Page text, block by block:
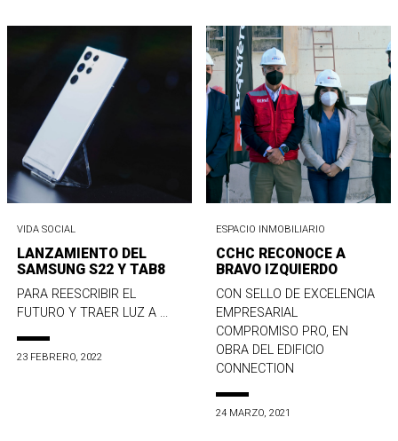
VIDA SOCIAL
LANZAMIENTO DEL
SAMSUNG S22 Y TAB8
PARA REESCRIBIR EL
FUTURO Y TRAER LUZ A ...
23 FEBRERO, 2022
ESPACIO INMOBILIARIO
CCHC RECONOCE A
BRAVO IZQUIERDO
CON SELLO DE EXCELENCIA
EMPRESARIAL
COMPROMISO PRO, EN
OBRA DEL EDIFICIO
CONNECTION
24 MARZO, 2021